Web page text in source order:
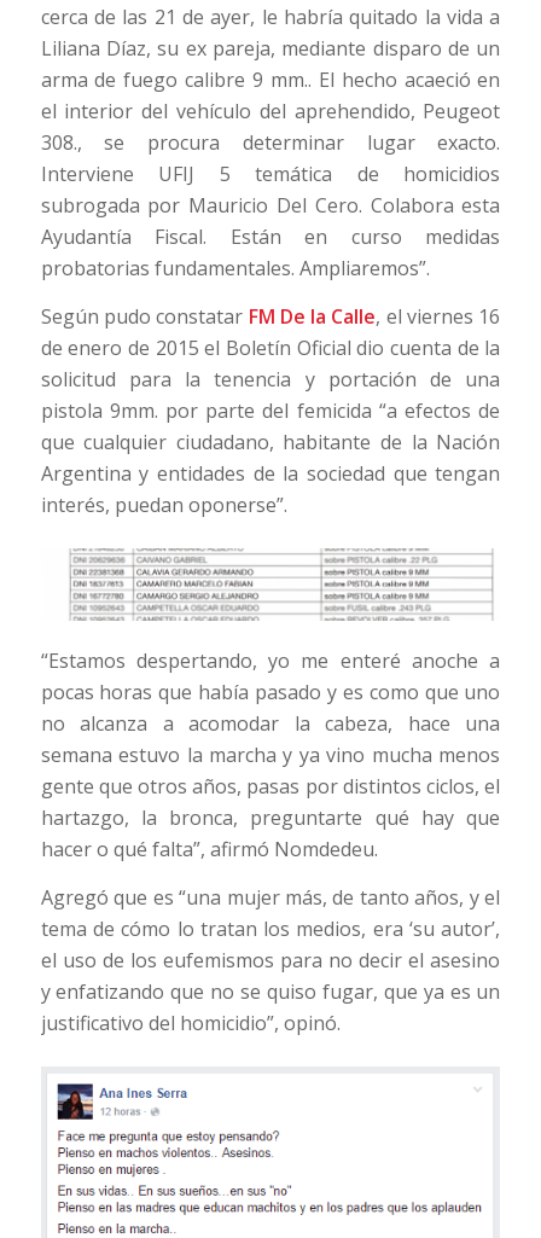
cerca de las 21 de ayer, le habría quitado la vida a
Liliana Díaz, su ex pareja, mediante disparo de un
arma de fuego calibre 9 mm.. El hecho acaeció en
el interior del vehículo del aprehendido, Peugeot
308., se procura determinar lugar exacto.
Interviene UFIJ 5 temática de homicidios
subrogada por Mauricio Del Cero. Colabora esta
Ayudantía Fiscal. Están en curso medidas
probatorias fundamentales. Ampliaremos”.
Según pudo constatar FM De la Calle, el viernes 16
de enero de 2015 el Boletín Oficial dio cuenta de la
solicitud para la tenencia y portación de una
pistola 9mm. por parte del femicida “a efectos de
que cualquier ciudadano, habitante de la Nación
Argentina y entidades de la sociedad que tengan
interés, puedan oponerse”.
“Estamos despertando, yo me enteré anoche a
pocas horas que había pasado y es como que uno
no alcanza a acomodar la cabeza, hace una
semana estuvo la marcha y ya vino mucha menos
gente que otros años, pasas por distintos ciclos, el
hartazgo, la bronca, preguntarte qué hay que
hacer o qué falta”, afirmó Nomdedeu.
Agregó que es “una mujer más, de tanto años, y el
tema de cómo lo tratan los medios, era ‘su autor’,
el uso de los eufemismos para no decir el asesino
y enfatizando que no se quiso fugar, que ya es un
justificativo del homicidio”, opinó.